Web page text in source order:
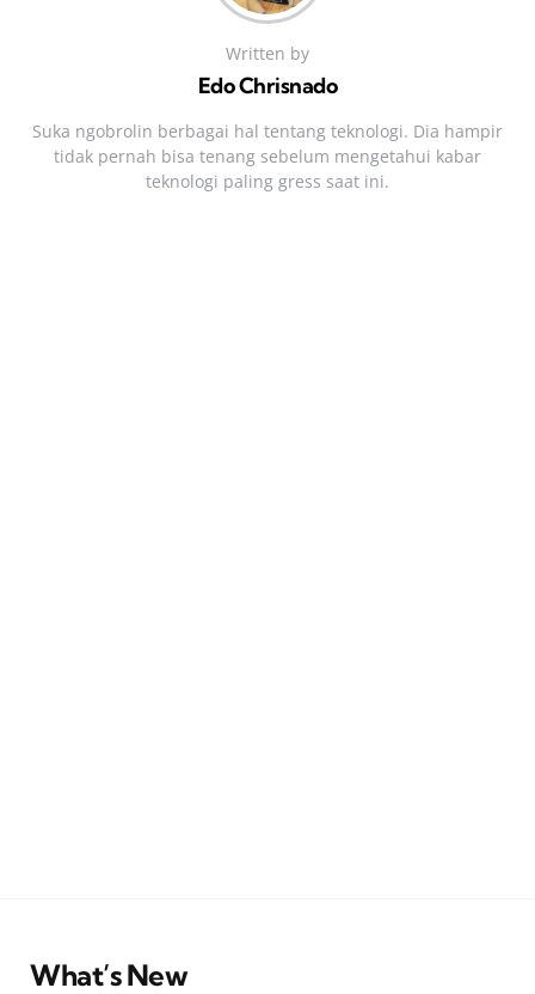
Written by
Edo Chrisnado
Suka ngobrolin berbagai hal tentang teknologi. Dia hampir
tidak pernah bisa tenang sebelum mengetahui kabar
teknologi paling gress saat ini.
What’s New